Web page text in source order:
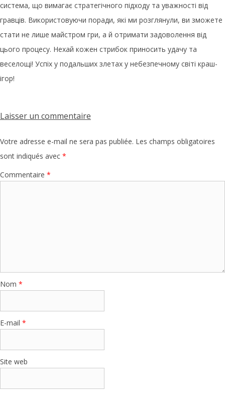
система, що вимагає стратегічного підходу та уважності від
гравців. Використовуючи поради, які ми розглянули, ви зможете
стати не лише майстром гри, а й отримати задоволення від
цього процесу. Нехай кожен стрибок приносить удачу та
веселощі! Успіх у подальших злетах у небезпечному світі краш-
ігор!
Laisser un commentaire
Votre adresse e-mail ne sera pas publiée. Les champs obligatoires
sont indiqués avec *
Commentaire *
Nom *
E-mail *
Site web